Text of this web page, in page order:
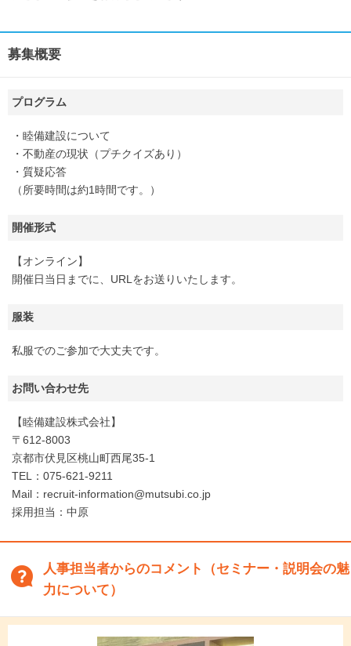
募集概要
プログラム
・睦備建設について
・不動産の現状（プチクイズあり）
・質疑応答
（所要時間は約1時間です。）
開催形式
【オンライン】
開催日当日までに、URLをお送りいたします。
服装
私服でのご参加で大丈夫です。
お問い合わせ先
【睦備建設株式会社】
〒612-8003
京都市伏見区桃山町西尾35-1
TEL：075-621-9211
Mail：recruit-information@mutsubi.co.jp
採用担当：中原
人事担当者からのコメント（セミナー・説明会の魅
力について）